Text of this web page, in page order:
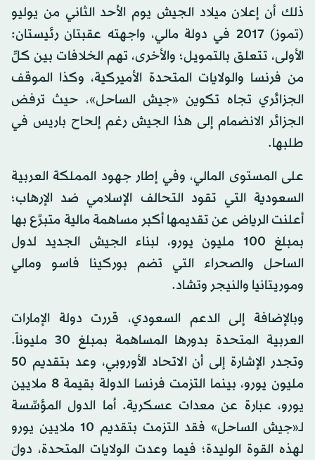
ذلك أن إعلان ميلاد الجيش يوم الأحد الثاني من يوليو
(تموز) 2017 في دولة مالي، واجهته عقبتان رئيستان:
الأولى، تتعلق بالتمويل؛ والأخرى، تهم الخلافات بين كلٍّ
من فرنسا والولايات المتحدة الأميركية، وكذا الموقف
الجزائري تجاه تكوين «جيش الساحل»، حيث ترفض
الجزائر الانضمام إلى هذا الجيش رغم إلحاح باريس في
طلبها.
على المستوى المالي، وفي إطار جهود المملكة العربية
السعودية التي تقود التحالف الإسلامي ضد الإرهاب؛
أعلنت الرياض عن تقديمها أكبر مساهمة مالية متبرَّع بها
بمبلغ 100 مليون يورو، لبناء الجيش الجديد لدول
الساحل والصحراء التي تضم بوركينا فاسو ومالي
وموريتانيا والنيجر وتشاد.
وبالإضافة إلى الدعم السعودي، قررت دولة الإمارات
العربية المتحدة بدورها المساهمة بمبلغ 30 مليوناً.
وتجدر الإشارة إلى أن الاتحاد الأوروبي، وعد بتقديم 50
مليون يورو، بينما التزمت فرنسا الدولة بقيمة 8 ملايين
يورو، عبارة عن معدات عسكرية. أما الدول المؤسِّسة
لـ«جيش الساحل» فقد التزمت بتقديم 10 ملايين يورو
لهذه القوة الوليدة؛ فيما وعدت الولايات المتحدة، دولَ